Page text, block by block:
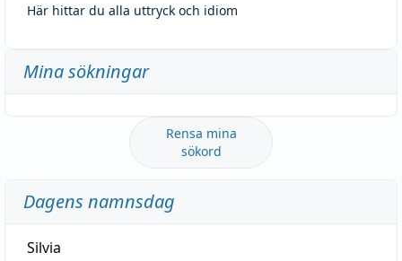
Här hittar du alla uttryck och idiom
Mina sökningar
Rensa mina
sökord
Dagens namnsdag
Silvia